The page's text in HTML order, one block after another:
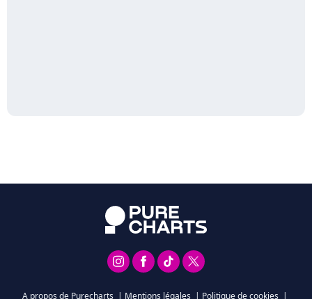
A propos de Purecharts | Mentions légales | Politique de cookies |